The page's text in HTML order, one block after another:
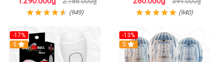
(949) (940)
-17%
5
-13%
Hot
5